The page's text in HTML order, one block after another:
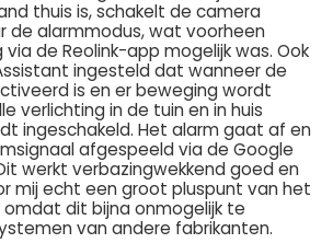
thuis is, schakelt de camera
de alarmmodus, wat voorheen
de Reolink-app mogelijk was. Ook
ingesteld dat wanneer de
is en er beweging wordt
verlichting in de tuin en in huis
ingeschakeld. Het alarm gaat af en
afgespeeld via de Google
werkt verbazingwekkend goed en
mij echt een groot pluspunt van het
omdat dit bijna onmogelijk te
van andere fabrikanten.